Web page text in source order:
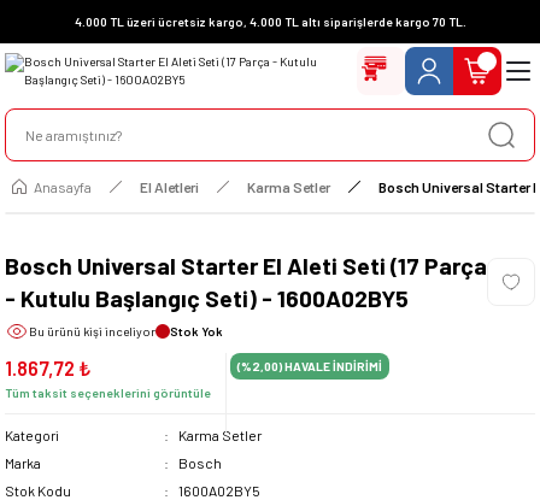
4.000 TL üzeri ücretsiz kargo, 4.000 TL altı siparişlerde kargo 70 TL.
Anasayfa El Aletleri Karma Setler Bosch Universal Starter
Bosch Universal Starter El Aleti Seti (17 Parça
- Kutulu Başlangıç Seti) - 1600A02BY5
Bu ürünü kişi inceliyor Stok Yok
1.867,72 ₺
Tüm taksit seçeneklerini görüntüle
(%2,00)HAVALE İNDİRİMİ
Kategori
Karma Setler
Marka
Bosch
Stok Kodu
1600A02BY5